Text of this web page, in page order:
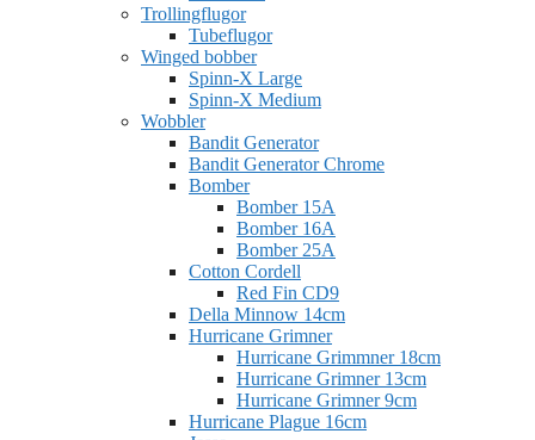
Trollingflugor
Tubeflugor
Winged bobber
Spinn-X Large
Spinn-X Medium
Wobbler
Bandit Generator
Bandit Generator Chrome
Bomber
Bomber 15A
Bomber 16A
Bomber 25A
Cotton Cordell
Red Fin CD9
Della Minnow 14cm
Hurricane Grimner
Hurricane Grimmner 18cm
Hurricane Grimner 13cm
Hurricane Grimner 9cm
Hurricane Plague 16cm